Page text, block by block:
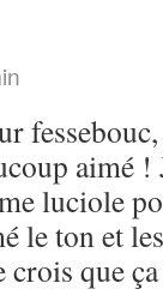
aimé !
luciole
le ton et
crois que